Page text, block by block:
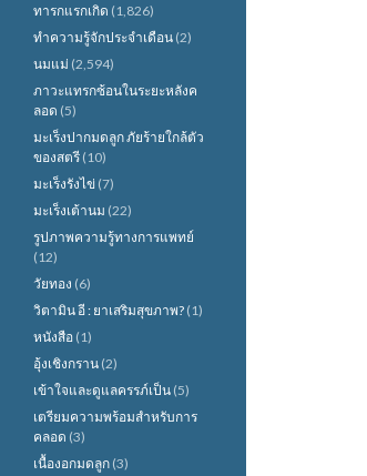
ทารกแรกเกิด (1,826)
ทำความรู้จักประจำเดือน (2)
นมแม่ (2,594)
ภาวะแทรกซ้อนในระยะหลังค
ลอด (5)
มะเร็งปากมดลูก ภัยร้ายใกล้ตัว
ของสตรี (10)
มะเร็งรังไข่ (7)
มะเร็งเต้านม (22)
รูปภาพความรู้ทางการแพทย์
(12)
วัยทอง (6)
วิตามิน อี : ยาเสริมสุขภาพ? (1)
หนังสือ (1)
อุ้งเชิงกราน (2)
เข้าใจและดูแลครรภ์เป็น (5)
เตรียมความพร้อมสำหรับการ
คลอด (3)
เนื้องอกมดลูก (3)